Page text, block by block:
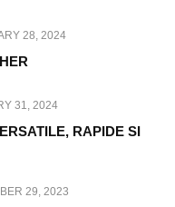
28, 2024
31, 2024
RAPIDE SI
29, 2023